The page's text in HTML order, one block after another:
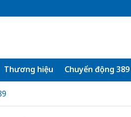
Thương hiệu Chuyển động 389